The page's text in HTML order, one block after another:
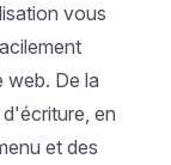
vous
web. De la
en
et des